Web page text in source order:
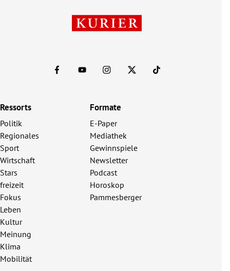
Ressorts
Politik
Regionales
Sport
Wirtschaft
Stars
freizeit
Fokus
Leben
Kultur
Meinung
Klima
Mobilität
Formate
E-Paper
Mediathek
Gewinnspiele
Newsletter
Podcast
Horoskop
Pammesberger